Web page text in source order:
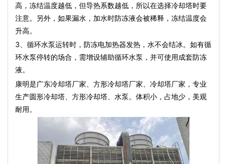
高，冻结温度越低，但导热系数越低，所以在选择冷却塔时要
注意。另外，如果漏水，加水时防冻液会被稀释，冻结温度会
升高。
3、循环水泵运转时，防冻电加热器发热，水不会结冰。如有循
环水泵停转的场合，需增设辅助循环水泵 ，并可使用成套防冻
液。
康明是广东冷却塔厂家、 方形冷却塔厂家、冷却塔厂家，专业
生产圆形冷却塔 方形冷却塔 水泵。体积小，占地少，美观
耐用。